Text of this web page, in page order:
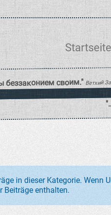
Startseite
in dieser Kategorie. Wenn
Beiträge enthalten.